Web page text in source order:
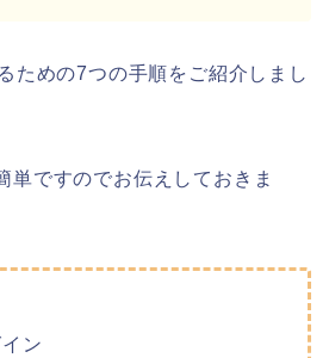
ための7つの手順をご紹介しまし
単ですのでお伝えしておきま
ン